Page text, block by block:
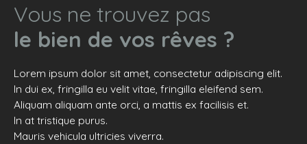
Vous ne trouvez pas
le bien de vos rêves ?
Lorem ipsum dolor sit amet, consectetur adipiscing elit.
In dui ex, fringilla eu velit vitae, fringilla eleifend sem.
Aliquam aliquam ante orci, a mattis ex facilisis et.
In at tristique purus.
Mauris vehicula ultricies viverra.